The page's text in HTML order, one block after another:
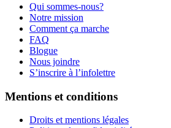
Qui sommes-nous?
Notre mission
Comment ça marche
FAQ
Blogue
Nous joindre
S’inscrire à l’infolettre
Mentions et conditions
Droits et mentions légales